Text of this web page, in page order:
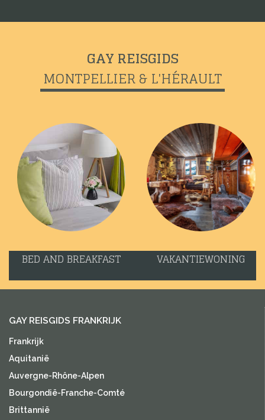
GAY REISGIDS
MONTPELLIER & L'HÉRAULT
BED AND BREAKFAST VAKANTIEWONING
GAY REISGIDS FRANKRIJK
Frankrijk
Aquitanië
Auvergne-Rhône-Alpen
Bourgondië-Franche-Comté
Brittannië